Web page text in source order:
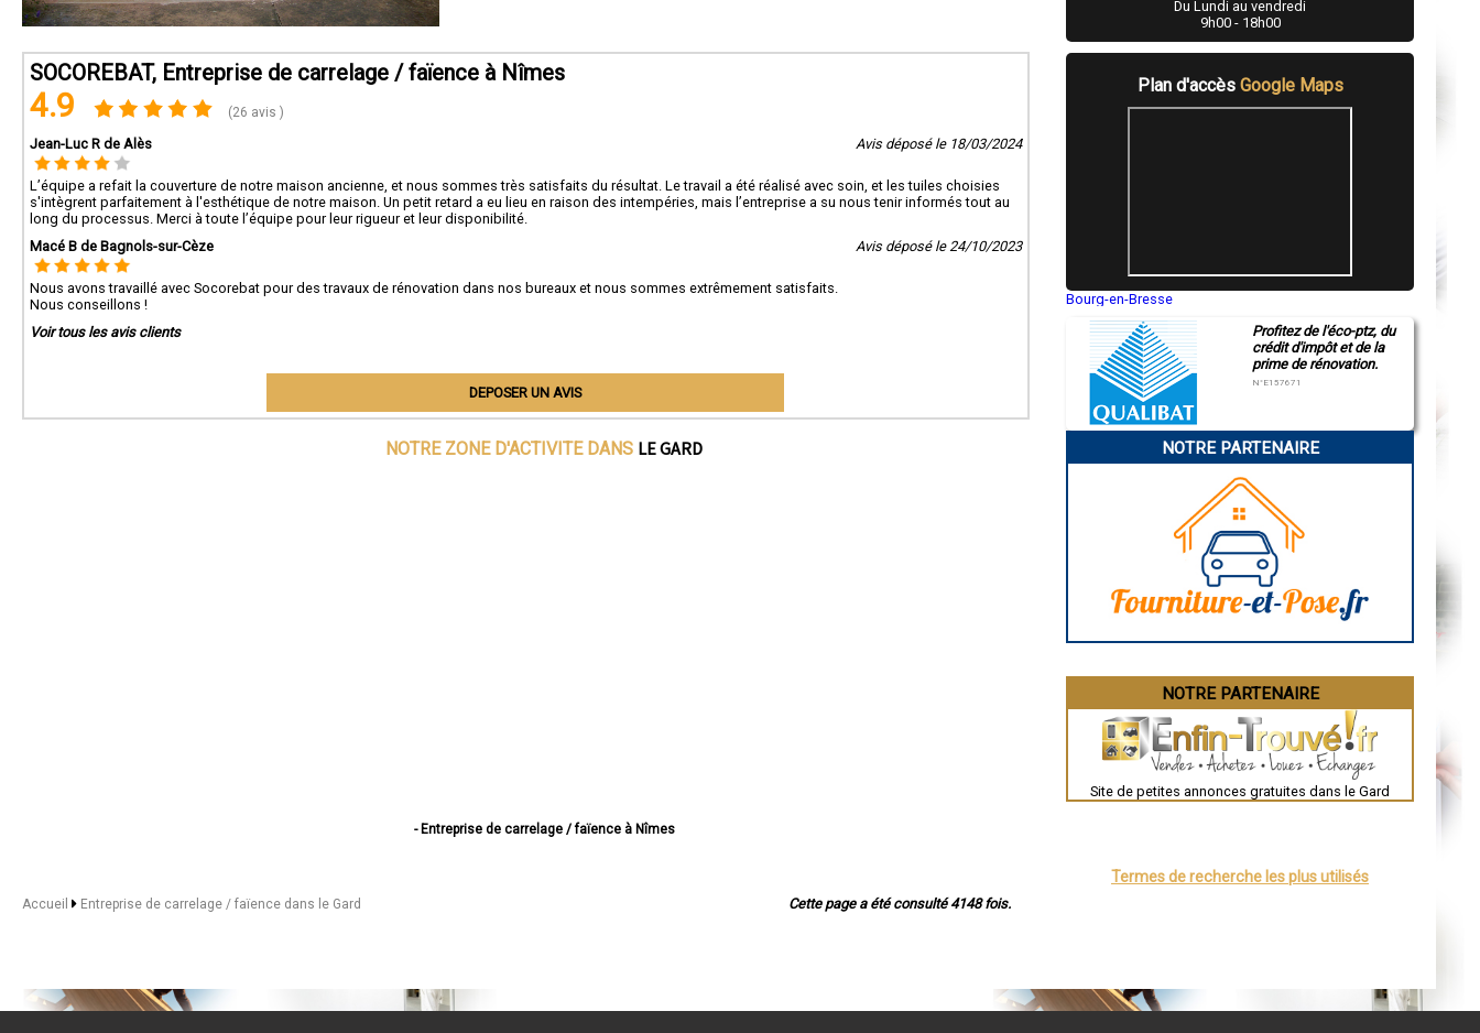
SOCOREBAT, Entreprise de carrelage / faïence à Nîmes
4.9 (26 avis )
Jean-Luc R de Alès Avis déposé le 18/03/2024
L’équipe a refait la couverture de notre maison ancienne, et nous sommes très satisfaits du résultat. Le travail a été réalisé avec soin, et les tuiles choisies
s'intègrent parfaitement à l'esthétique de notre maison. Un petit retard a eu lieu en raison des intempéries, mais l’entreprise a su nous tenir informés tout au
long du processus. Merci à toute l’équipe pour leur rigueur et leur disponibilité.
Macé B de Bagnols-sur-Cèze
Avis déposé le 24/10/2023
Nous avons travaillé avec Socorebat pour des travaux de rénovation dans nos bureaux et nous sommes extrêmement satisfaits.
Nous conseillons !
Voir tous les avis clients
DEPOSER UN AVIS
NOTRE ZONE D'ACTIVITE DANS LE GARD
- Entreprise de carrelage / faïence à Nîmes
- Entreprise de carrelage / faïence à Marguerittes
- Entreprise de carrelage / faïence à Angles
Cette page a été consulté 4148 fois.
Accueil Entreprise de carrelage / faïence dans le Gard
Du Lundi au vendredi
9h00 - 18h00
Plan d'accès Google Maps
Bourg-en-Bresse
Montluçon
Manosque
Gap
Charleville-Mézières
Pamiers
Narbonne
Brive-la-Gaillarde
Guéret
Besançon
Évreux
Chartres
Nîmes
Auch
Nantes
Orléans
Profitez de l'éco-ptz, du
crédit d'impôt et de la
prime de rénovation.
N°E157671
NOTRE PARTENAIRE
NOTRE PARTENAIRE
Site de petites annonces gratuites dans le Gard
Termes de recherche les plus utilisés